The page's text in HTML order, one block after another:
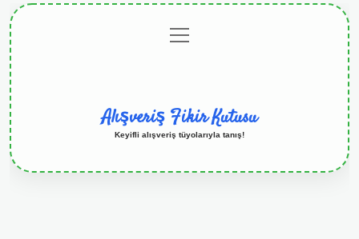
menüyü
aç
Alışveriş Fikir Kutusu
Keyifli alışveriş tüyolarıyla tanış!